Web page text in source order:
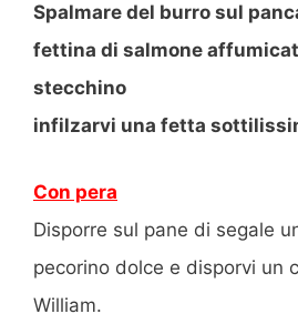
Spalmare del burro sul
fettina di salmone
stecchino
infilzarvi una fetta
Con pera
Disporre sul pane di segale
pecorino dolce e disporvi un
William.